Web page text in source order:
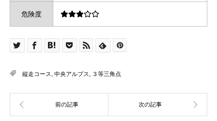
危険度
縦走コース 中央アルプス ３等三角点